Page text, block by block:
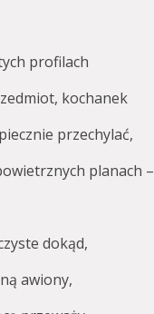
profilach
kochanek
przechylać,
planach –
dokąd,
awiony,